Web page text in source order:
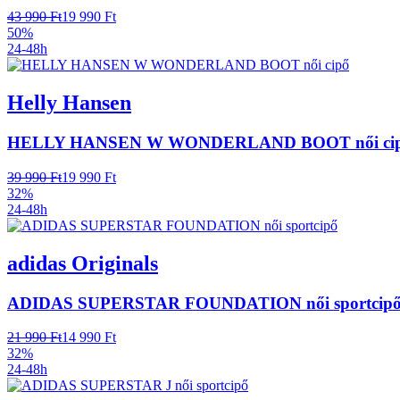
43 990 Ft19 990 Ft
50%
24-48h
Helly Hansen
HELLY HANSEN W WONDERLAND BOOT női
39 990 Ft19 990 Ft
32%
24-48h
adidas Originals
ADIDAS SUPERSTAR FOUNDATION női
21 990 Ft14 990 Ft
32%
24-48h